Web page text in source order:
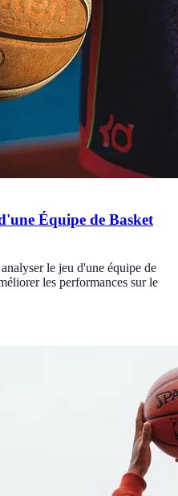
Équipe de Basket
le jeu d'une équipe de
les performances sur le